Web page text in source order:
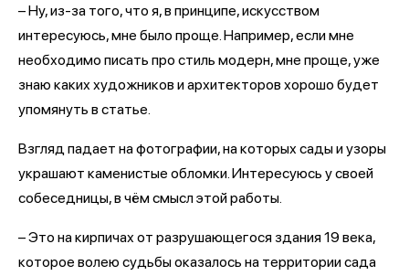
– Ну, из-за того, что я, в принципе, искусством
интересуюсь, мне было проще. Например, если мне
необходимо писать про стиль модерн, мне проще, уже
знаю каких художников и архитекторов хорошо будет
упомянуть в статье.
Взгляд падает на фотографии, на которых сады и узоры
украшают каменистые обломки. Интересуюсь у своей
собеседницы, в чём смысл этой работы.
– Это на кирпичах от разрушающегося здания 19 века,
которое волею судьбы оказалось на территории сада